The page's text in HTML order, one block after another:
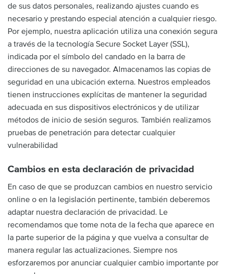
de sus datos personales, realizando ajustes cuando es
necesario y prestando especial atención a cualquier riesgo.
Por ejemplo, nuestra aplicación utiliza una conexión segura
a través de la tecnología Secure Socket Layer (SSL),
indicada por el símbolo del candado en la barra de
direcciones de su navegador. Almacenamos las copias de
seguridad en una ubicación externa. Nuestros empleados
tienen instrucciones explícitas de mantener la seguridad
adecuada en sus dispositivos electrónicos y de utilizar
métodos de inicio de sesión seguros. También realizamos
pruebas de penetración para detectar cualquier
vulnerabilidad
Cambios en esta declaración de privacidad
En caso de que se produzcan cambios en nuestro servicio
online o en la legislación pertinente, también deberemos
adaptar nuestra declaración de privacidad. Le
recomendamos que tome nota de la fecha que aparece en
la parte superior de la página y que vuelva a consultar de
manera regular las actualizaciones. Siempre nos
esforzaremos por anunciar cualquier cambio importante por